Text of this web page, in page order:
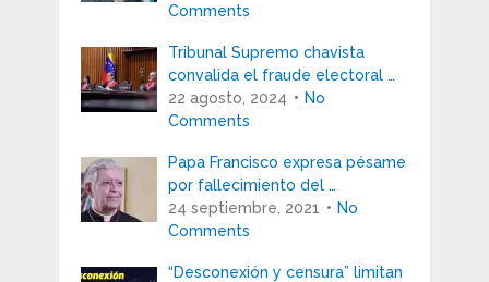
Comments
Tribunal Supremo chavista
convalida el fraude electoral …
22 agosto, 2024
No
Comments
Papa Francisco expresa pésame
por fallecimiento del …
24 septiembre, 2021
No
Comments
“Desconexión y censura” limitan